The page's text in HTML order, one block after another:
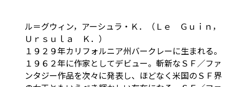
ル＝グウィン，アーシュラ・Ｋ．（Ｌｅ Ｇｕｉｎ，
Ｕｒｓｕｌａ Ｋ．）
１９２９年カリフォルニア州バークレーに生まれる。
１９６２年に作家としてデビュー。斬新なＳＦ／ファ
ンタジー作品を次々に発表し、ほどなく米国のＳＦ界